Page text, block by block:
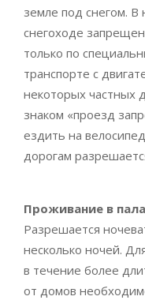
земле под снегом. В
снегоходе
только по
транспорте с
некоторых частных
знаком «проезд
ездить на
дорогам
Проживание в
Разрешается
несколько ночей.
в течение более
от домов